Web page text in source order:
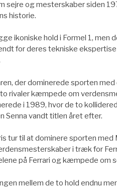
sejre og mesterskaber siden
historie.
ikoniske hold i Formel 1, men
for deres tekniske
der dominerede sporten
to rivaler kæmpede om
i 1989, hvor de to
Senna vandt titlen året efter.
tur til at dominere sporten
i træk for
på Ferrari og kæmpede om
mellem de to hold endnu